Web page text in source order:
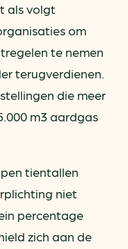
als volgt
om
te nemen
terugverdienen.
die meer
m3 aardgas
tientallen
niet
percentage
zich aan de